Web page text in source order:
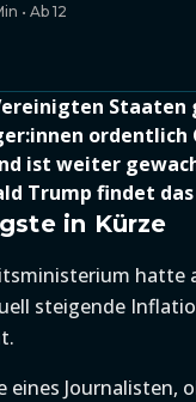
• Ab 12
Staaten
ordentlich
ist weiter
Trump findet
in Kürze
hatte
steigende
eines Journalisten,